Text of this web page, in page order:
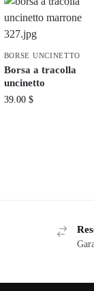
BORSE UNCINETTO
Borsa a tracolla
uncinetto
39.00 $